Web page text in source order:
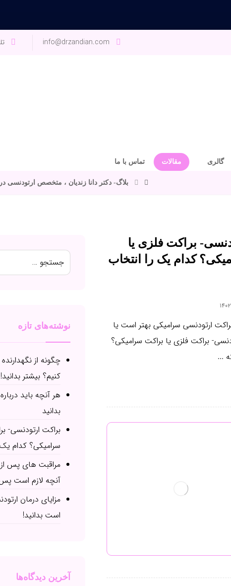
info@drzandian.com
گالری مقالات تماس با ما
بلاگ- دکتر دانا زندیان ، متخصص ارتودنسی در
براکت فلزی یا
کدام یک را انتخاب
ارتودنسی سرامیکی بهتر است یا
براکت فلزی یا براکت سرامیکی؟
...
نوشته‌های تازه
چگونه از
کنیم؟ بیشتر بدانید!
هر آنچه باید
بدانید
براکت ارتودنسی-
سرامیکی؟ کدام
مراقبت های پس از
آنچه لازم است پس
مزایای درمان
است بدانید!
آخرین دیدگاه‌ها